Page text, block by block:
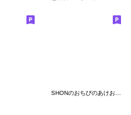
SHONのおちびのあけおめスタンプ2025